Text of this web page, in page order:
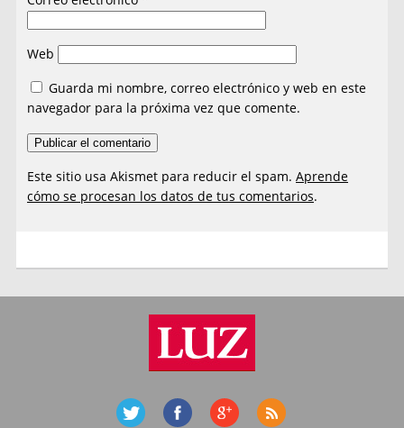
Web
Guarda mi nombre, correo electrónico y web en este
navegador para la próxima vez que comente.
Este sitio usa Akismet para reducir el spam.Aprende
cómo se procesan los datos de tus comentarios.